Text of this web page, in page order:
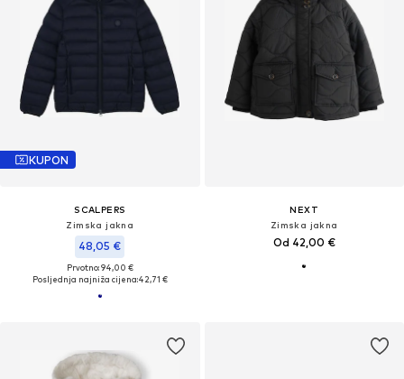
KUPON
SCALPERS
Zimska jakna
48,05 €
Prvotno: 94,00 €
Posljednja najniža cijena:42,71 €
NEXT
Zimska jakna
Od 42,00 €